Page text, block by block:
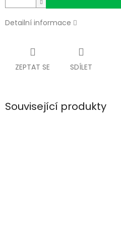
Detailní informace
ZEPTAT SE SDÍLET
Související produkty